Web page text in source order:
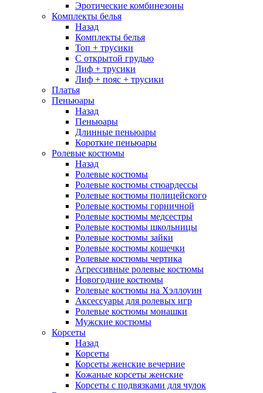
Эротические комбинезоны
Комплекты белья
Назад
Комплекты белья
Топ + трусики
С открытой грудью
Лиф + трусики
Лиф + пояс + трусики
Платья
Пеньюары
Назад
Пеньюары
Длинные пеньюары
Короткие пеньюары
Ролевые костюмы
Назад
Ролевые костюмы
Ролевые костюмы стюардессы
Ролевые костюмы полицейского
Ролевые костюмы горничной
Ролевые костюмы медсестры
Ролевые костюмы школьницы
Ролевые костюмы зайки
Ролевые костюмы кошечки
Ролевые костюмы чертика
Агрессивные ролевые костюмы
Новогодние костюмы
Ролевые костюмы на Хэллоуин
Аксессуары для ролевых игр
Ролевые костюмы монашки
Мужские костюмы
Корсеты
Назад
Корсеты
Корсеты женские вечерние
Кожаные корсеты женские
Корсеты с подвязками для чулок